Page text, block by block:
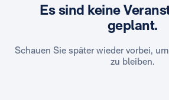
Es sind keine
geplant.
Schauen Sie später wieder vorbei,
zu bleiben.